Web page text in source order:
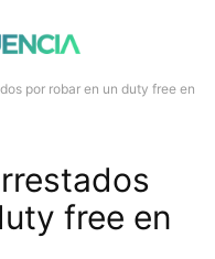
por robar en un duty free en
free en